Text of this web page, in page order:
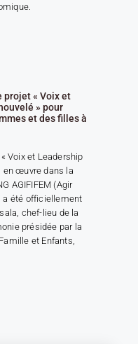
projet « Voix et
» pour
et des filles à
Voix et Leadership
en œuvre dans la
AGIFIFEM (Agir
a été officiellement
chef-lieu de la
présidée par la
et Enfants,